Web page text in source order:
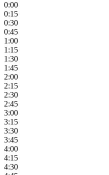
0:00
0:15
0:30
0:45
1:00
1:15
1:30
1:45
2:00
2:15
2:30
2:45
3:00
3:15
3:30
3:45
4:00
4:15
4:30